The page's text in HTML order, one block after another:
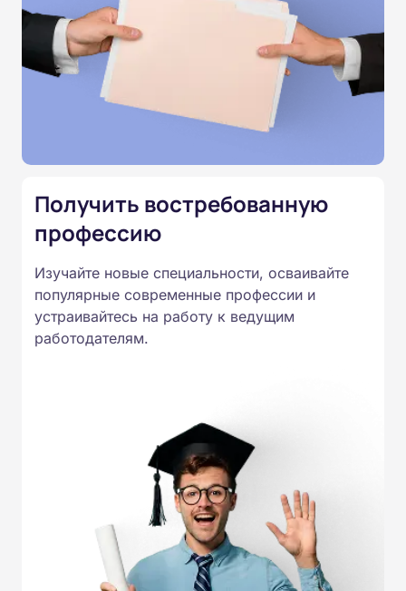
Программы наших курсов
соответствуют законодательству,
подтверждены лицензией
Подготовка ведется по всем
специальностям, утвержденным
Приказом Минпросвещения
России от 14.07.2023 N 534 в
соответствии с Федеральными
государственными
образовательными стандартами
профессионального образования.
принимаются работодателями по
всей России.
Получить востребованную
профессию
Изучайте новые специальности, осваивайте
популярные современные профессии и
устраивайтесь на работу к ведущим
работодателям.